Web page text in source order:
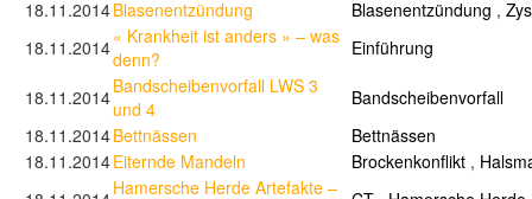
18.11.2014Blasenentzündung Blasenentzündung ,
18.11.2014« Krankheit ist anders » – was
denn?
Einführung
18.11.2014Bandscheibenvorfall LWS 3
und 4
Bandscheibenvorfall
18.11.2014Bettnässen
Bettnässen
18.11.2014Eiternde Mandeln Brockenkonflikt ,
Hamersche Herde Artefakte –